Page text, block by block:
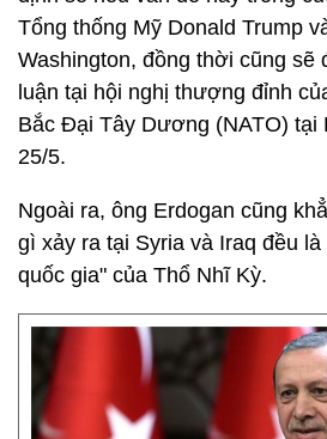
Tổng thống Mỹ Donald Trump
Washington, đồng thời cũng sẽ
luận tại hội nghị thượng đỉnh
Bắc Đại Tây Dương (NATO) tại
25/5.
Ngoài ra, ông Erdogan cũng
gì xảy ra tại Syria và Iraq đều là
quốc gia" của Thổ Nhĩ Kỳ.